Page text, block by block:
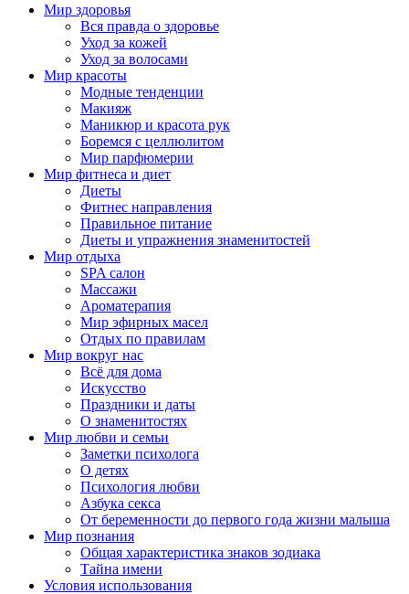
Мир здоровья
Вся правда о здоровье
Уход за кожей
Уход за волосами
Мир красоты
Модные тенденции
Макияж
Маникюр и красота рук
Боремся с целлюлитом
Мир парфюмерии
Мир фитнеса и диет
Диеты
Фитнес направления
Правильное питание
Диеты и упражнения знаменитостей
Мир отдыха
SPA салон
Массажи
Ароматерапия
Мир эфирных масел
Отдых по правилам
Мир вокруг нас
Всё для дома
Искусство
Праздники и даты
О знаменитостях
Мир любви и семьи
Заметки психолога
О детях
Психология любви
Азбука секса
От беременности до первого года жизни малыша
Мир познания
Общая характеристика знаков зодиака
Тайна имени
Условия использования